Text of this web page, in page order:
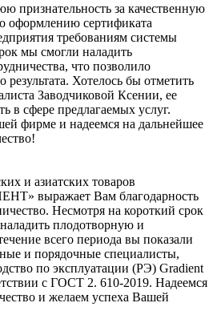
признательность за качественную
оформлению сертификата
требованиям системы
мы смогли наладить
что позволило
результата. Хотелось бы отметить
Заводчиковой Ксении, ее
в сфере предлагаемых услуг.
фирме и надеемся на дальнейшее
и азиатских товаров
выражает Вам благодарность
Несмотря на короткий срок
плодотворную и
всего периода вы показали
и порядочные специалисты,
по эксплуатации (РЭ) Gradient
с ГОСТ 2. 610-2019. Надеемся
и желаем успеха Вашей